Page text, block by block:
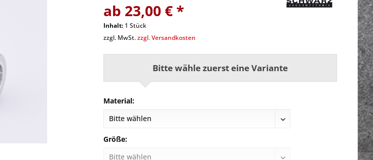
ab 23,00 € *
Inhalt: 1 Stück
zzgl. MwSt.zzgl. Versandkosten
Bitte wähle zuerst eine Variante
Material:
Größe: